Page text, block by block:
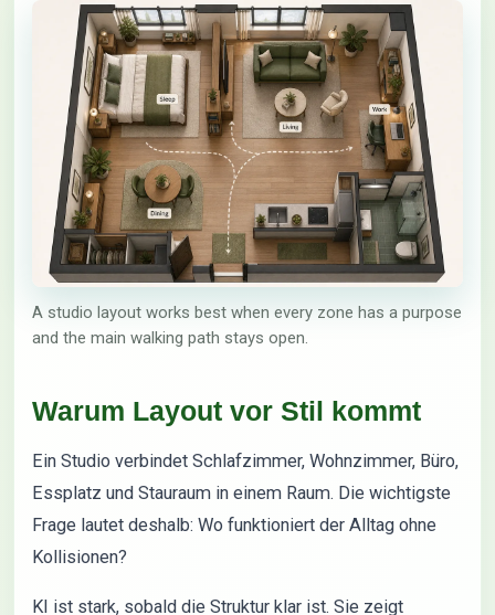
A studio layout works best when every zone has a purpose
and the main walking path stays open.
Warum Layout vor Stil kommt
Ein Studio verbindet Schlafzimmer, Wohnzimmer, Büro,
Essplatz und Stauraum in einem Raum. Die wichtigste
Frage lautet deshalb: Wo funktioniert der Alltag ohne
Kollisionen?
KI ist stark, sobald die Struktur klar ist. Sie zeigt